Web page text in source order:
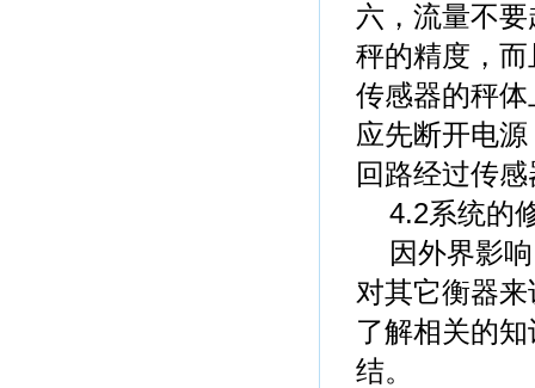
六，流量不
秤的精度，
传感器的秤
应先断开电
回路经过传
4.2系统的
因外界影响
对其它衡器
了解相关的
结。